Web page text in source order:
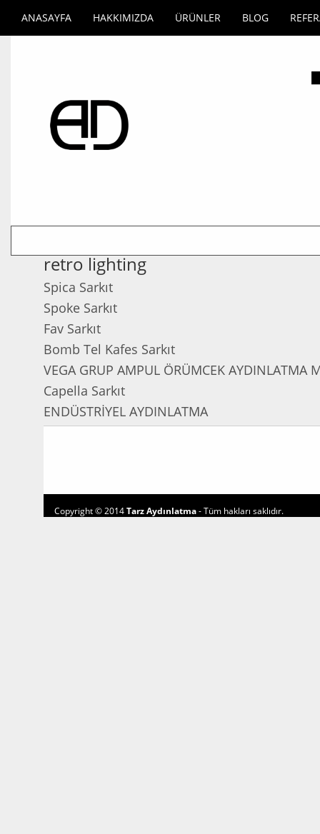
ANASAYFA HAKKIMIZDA ÜRÜNLER BLOG
retro lighting
Spica Sarkıt
Spoke Sarkıt
Fav Sarkıt
Bomb Tel Kafes Sarkıt
VEGA GRUP AMPUL ÖRÜMCEK AYDINLATMA
Capella Sarkıt
ENDÜSTRİYEL AYDINLATMA
Copyright © 2014Tarz Aydınlatma- Tüm hakları saklıdır.